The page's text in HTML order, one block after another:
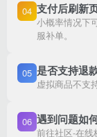
04 支付后刷新
小概率情况下
服补单。
05 是否支持退
虚拟商品不支
06 遇到问题如
前往社区-在线